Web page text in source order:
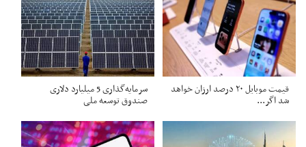
قیمت موبایل ۲۰ درصد ارزان خواهد
شد اگر...
سرمایه‌گذاری 5 میلیارد دلاری
صندوق توسعه ملی